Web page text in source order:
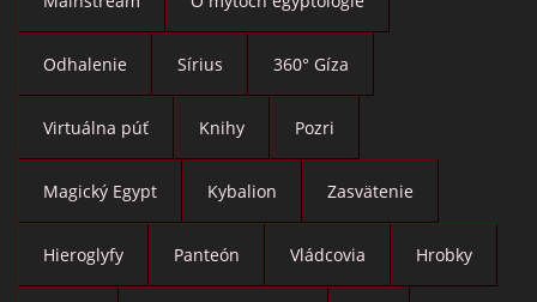
Odhalenie Sírius 360° Gíza
Virtuálna púť Knihy Pozri
Magický Egypt Kybalion Zasvätenie
Hieroglyfy Panteón Vládcovia Hrobky